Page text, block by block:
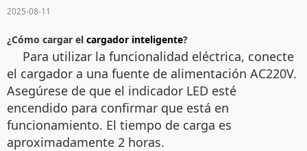
2025-08-11
¿Cómo cargar el cargador inteligente?
Para utilizar la funcionalidad eléctrica, conecte
el cargador a una fuente de alimentación AC220V.
Asegúrese de que el indicador LED esté
encendido para confirmar que está en
funcionamiento. El tiempo de carga es
aproximadamente 2 horas.